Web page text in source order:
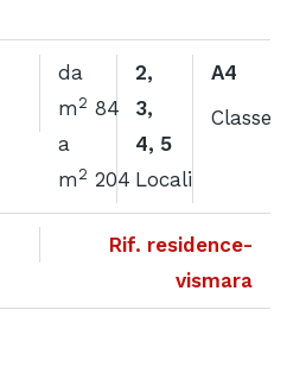
da
m2 84
a
m2 204
2,
3,
4, 5
Locali
A4
Classe
Rif. residence-
vismara